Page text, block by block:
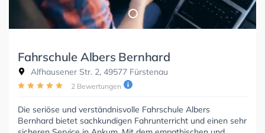
Fahrschule Albers Bernhard
Alfhausener Str. 2, 49577 Fürstenau
2 Bewertungen
Die seriöse und verständnisvolle Fahrschule Albers
Bernhard bietet sachkundigen Fahrunterricht und einen sehr